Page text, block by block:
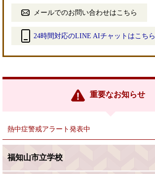
メールでのお問い合わせはこちら
24時間対応のLINE AIチャットはこちら
リ
重要なお知らせ
熱中症警戒アラート発表中
福知山市立学校